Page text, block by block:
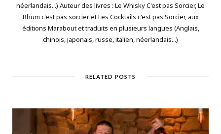
néerlandais...) Auteur des livres : Le Whisky C'est pas Sorcier, Le
Rhum c'est pas sorcier et Les Cocktails c'est pas Sorcier, aux
éditions Marabout et traduits en plusieurs langues (Anglais,
chinois, japonais, russe, italien, néerlandais...)
RELATED POSTS